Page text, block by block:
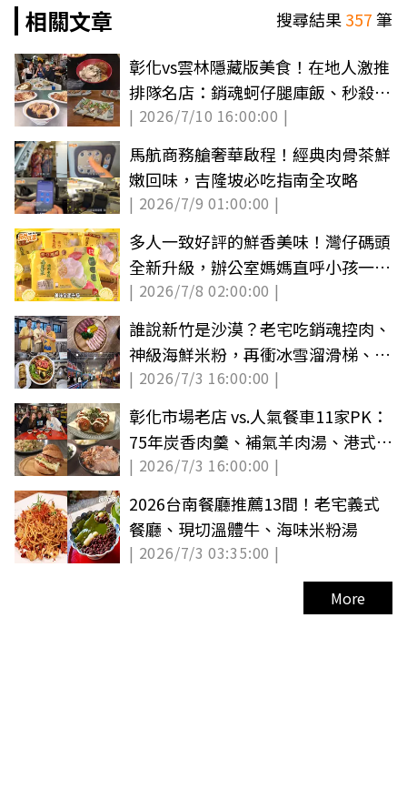
相關文章
搜尋結果357筆
彰化vs雲林隱藏版美食！在地人激推
排隊名店：銷魂蚵仔腿庫飯、秒殺級
黑糖大餅
| 2026/7/10 16:00:00 |
馬航商務艙奢華啟程！經典肉骨茶鮮
嫩回味，吉隆坡必吃指南全攻略
| 2026/7/9 01:00:00 |
多人一致好評的鮮香美味！灣仔碼頭
全新升級，辦公室媽媽直呼小孩一定
愛吃
| 2026/7/8 02:00:00 |
誰說新竹是沙漠？老宅吃銷魂控肉、
神級海鮮米粉，再衝冰雪溜滑梯、手
作玻璃一日遊
| 2026/7/3 16:00:00 |
彰化市場老店 vs.人氣餐車11家PK：
75年炭香肉羹、補氣羊肉湯、港式豬
扒包
| 2026/7/3 16:00:00 |
2026台南餐廳推薦13間！老宅義式
餐廳、現切溫體牛、海味米粉湯
| 2026/7/3 03:35:00 |
More